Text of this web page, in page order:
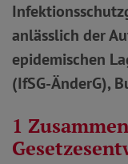
anlässlich der
epidemischen
(IfSG-ÄnderG),
1